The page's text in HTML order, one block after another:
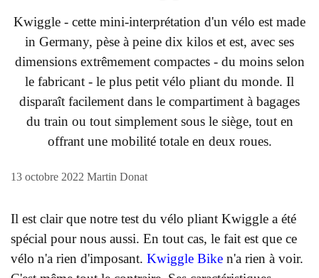
Kwiggle - cette mini-interprétation d'un vélo est made
in Germany, pèse à peine dix kilos et est, avec ses
dimensions extrêmement compactes - du moins selon
le fabricant - le plus petit vélo pliant du monde. Il
disparaît facilement dans le compartiment à bagages
du train ou tout simplement sous le siège, tout en
offrant une mobilité totale en deux roues.
13 octobre 2022 Martin Donat
Il est clair que notre test du vélo pliant Kwiggle a été
spécial pour nous aussi. En tout cas, le fait est que ce
vélo n'a rien d'imposant. Kwiggle Bike n'a rien à voir.